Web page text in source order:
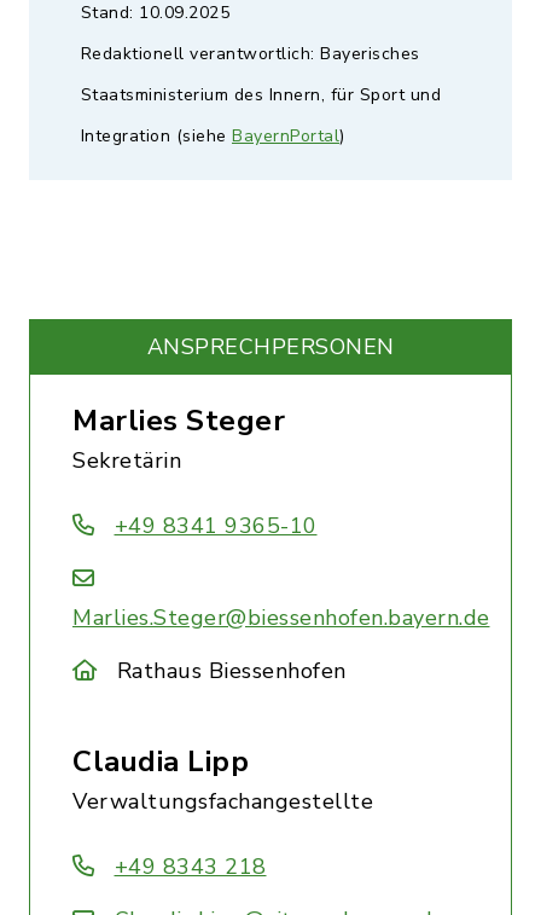
Stand: 10.09.2025
Redaktionell verantwortlich: Bayerisches
Staatsministerium des Innern, für Sport und
Integration (siehe BayernPortal)
ANSPRECHPERSONEN
Marlies Steger
Sekretärin
+49 8341 9365-10
Marlies.Steger@biessenhofen.bayern.de
Rathaus Biessenhofen
Claudia Lipp
Verwaltungsfachangestellte
+49 8343 218